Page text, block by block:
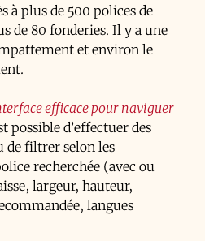
à plus de 500 polices de
de 80 fonderies. Il y a une
et environ le
efficace pour naviguer
possible d’effectuer des
de filtrer selon les
recherchée (avec ou
largeur, hauteur,
langues